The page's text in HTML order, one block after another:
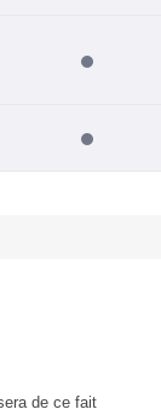
de ce fait